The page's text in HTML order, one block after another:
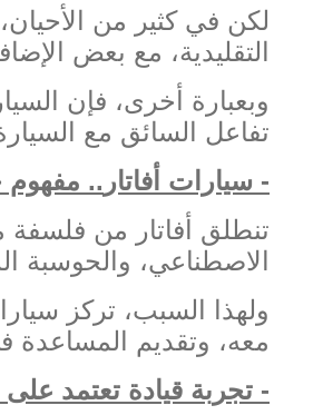
لكن في كثير من
التقليدية، مع بعض
وبعبارة أخرى، فإن
تفاعل السائق مع
- سيارات أفاتار .. مفهوم
تنطلق أفاتار من فلسفة
الاصطناعي، والحوسبة
ولهذا السبب، تركز
معه، وتقديم المساعدة
- تجربة قيادة تعتمد